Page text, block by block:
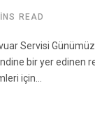
READ
Servisi
bir yer edinen
için…